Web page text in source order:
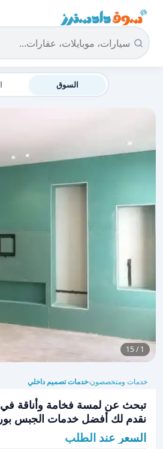
سوق دادسترز الرئيسية
السوق
1 / 15
خدمات ومتخصصون›خدمات تصميم داخلي
تبحث عن لمسة فخامة وأناقة
نقدم لك أفضل خدمات الجبس
السعر عند الطلب